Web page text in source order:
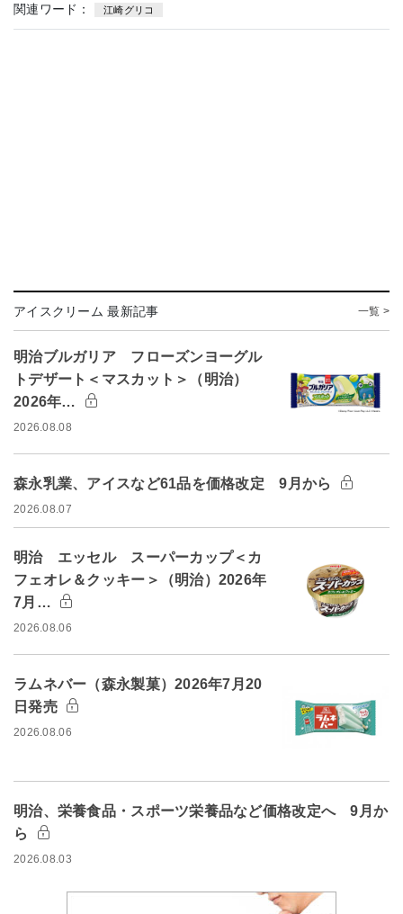
関連ワード： 江崎グリコ
アイスクリーム 最新記事 一覧 >
明治ブルガリア フローズンヨーグル
トデザート＜マスカット＞（明治）
2026年…
2026.08.08
森永乳業、アイスなど61品を価格改定 9月から
2026.08.07
明治 エッセル スーパーカップ＜カ
フェオレ＆クッキー＞（明治）2026年
7月…
2026.08.06
ラムネバー（森永製菓）2026年7月20
日発売
2026.08.06
明治、栄養食品・スポーツ栄養品など価格改定へ 9月か
ら
2026.08.03